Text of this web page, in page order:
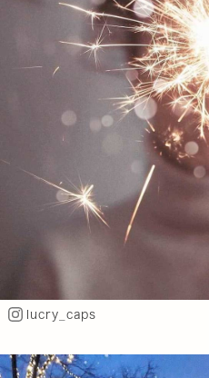
lucry_caps